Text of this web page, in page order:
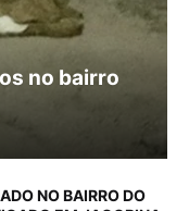
no bairro
NO BAIRRO DO